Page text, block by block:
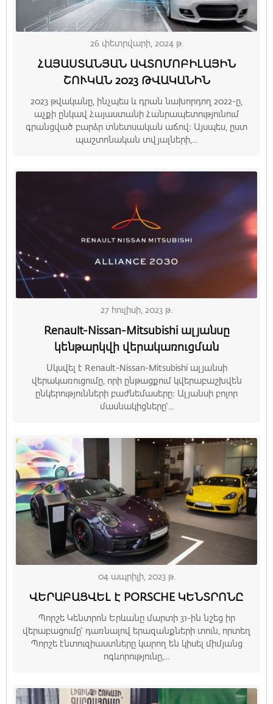
26 փետրվարի, 2024 թ.
ՀԱՅԱՍՏԱՆՅԱՆ ԱՎՏՈՄՈԲԻԼԱՅԻՆ
ՇՈՒԿԱՆ 2023 ԹՎԱԿԱՆԻՆ
2023 թվականը, ինչպես և դրան նախորդող 2022-ը,
աչքի ընկավ Հայաստանի Հանրապետությունում
գրանցված բարձր տնետսական աճով։ Այսպես, ըստ
պաշտոնական տվյալների,...
27 հուլիսի, 2023 թ.
Renault-Nissan-Mitsubishi ալյանսը
կենթարկվի վերակառուցման
Սկսվել է Renault-Nissan-Mitsubishi ալյանսի
վերակառուցումը, որի ընթացքում կվերաբաշխվեն
ընկերությունների բաժնեմասերը։ Ալյանսի բոլոր
մասնակիցները՝...
04 ապրիլի, 2023 թ.
ՎԵՐԱԲԱՑՎԵԼ Է PORSCHE ԿԵՆՏՐՈՆԸ
Պորշե Կենտրոն Երևանը մարտի 31-ին նշեց իր
վերաբացումը՝ դառնալով երազանքների տուն, որտեղ
Պորշե էնտուզիաստները կարող են կիսել միմյանց
ոգևորությունը,...